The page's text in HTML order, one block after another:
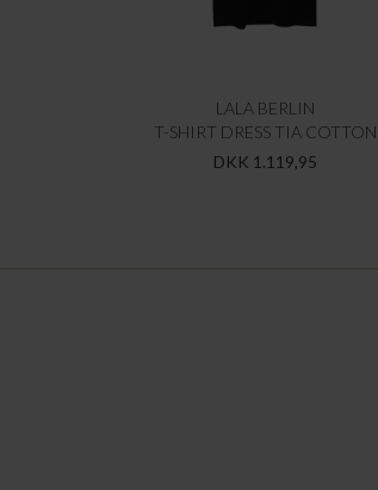
LALA BERLIN
T-SHIRT DRESS TIA COTTON
DKK 1.119,95